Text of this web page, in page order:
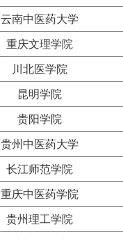
云南中医药大学
重庆文理学院
川北医学院
昆明学院
贵阳学院
贵州中医药大学
长江师范学院
重庆中医药学院
贵州理工学院